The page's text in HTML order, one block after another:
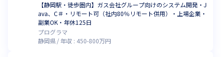
【静岡駅・徒歩圏内】ガス会社グループ向けのシステム開発・J
ava、C＃・リモート可（社内80％リモート併用）・上場企業・
副業OK・年休125日
プログラマ
静岡県
年収 : 450-800万円